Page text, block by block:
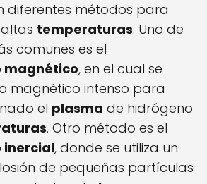
diferentes métodos para
temperaturas. Uno de
comunes es el
magnético, en el cual se
magnético intenso para
el plasma de hidrógeno
. Otro método es el
inercial, donde se utiliza un
de pequeñas partículas